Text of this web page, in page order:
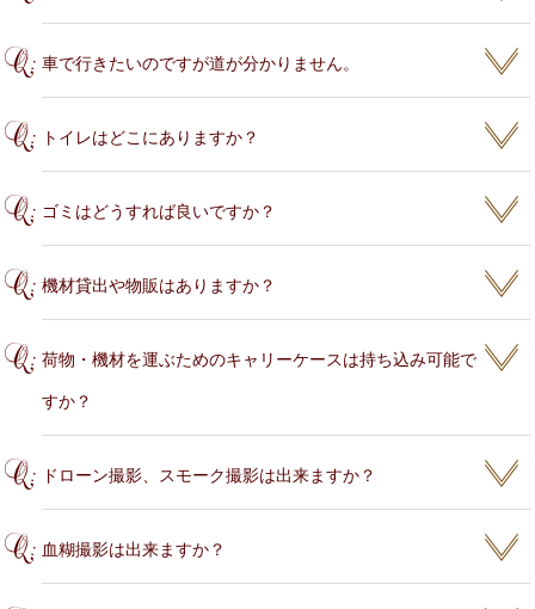
車で行きたいのですが道が分かりません。
トイレはどこにありますか？
ゴミはどうすれば良いですか？
機材貸出や物販はありますか？
荷物・機材を運ぶためのキャリーケースは持ち込み可能で
すか？
ドローン撮影、スモーク撮影は出来ますか？
血糊撮影は出来ますか？